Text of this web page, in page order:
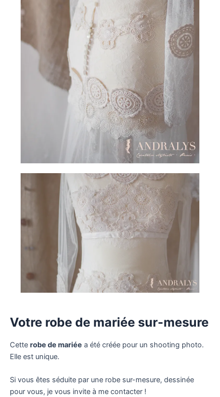
Votre robe de mariée sur-mesure
Cette robe de mariée a été créée pour un shooting photo.
Elle est unique.
Si vous êtes séduite par une robe sur-mesure, dessinée
pour vous, je vous invite à me contacter !